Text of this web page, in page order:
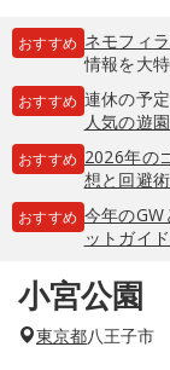
おすすめ ネモフィラ
情報を大
おすすめ 連休の予
人気の遊
おすすめ 2026年の
想と回避
おすすめ 今年の
ットガイド
小宮公園
東京都八王子市